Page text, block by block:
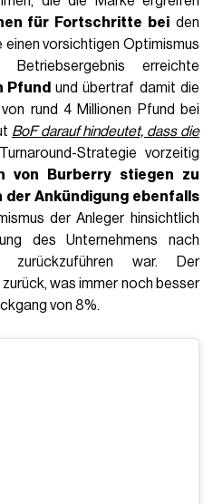
für Fortschritte bei den
einen vorsichtigen Optimismus
erreichte
Pfund und übertraf damit die
rund 4 Millionen Pfund bei
BoF darauf hindeutet, dass die
Strategie vorzeitig
von Burberry stiegen zu
der Ankündigung ebenfalls
der Anleger hinsichtlich
des Unternehmens nach
zurückzuführen war. Der
was immer noch besser
von 8%.